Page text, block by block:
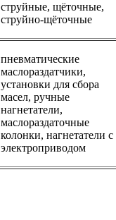
струйные, щёточные,
струйно-щёточные
пневматические
маслораздатчики,
установки для сбора
масел, ручные
нагнетатели,
маслораздаточные
колонки, нагнетатели с
электроприводом